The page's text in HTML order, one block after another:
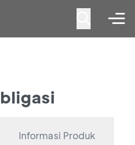
Informasi Produk